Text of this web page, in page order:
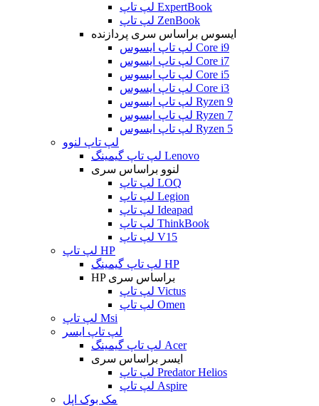
لپ تاپ ExpertBook
لپ تاپ ZenBook
ایسوس براساس سری پردازنده
لپ تاپ ایسوس Core i9
لپ تاپ ایسوس Core i7
لپ تاپ ایسوس Core i5
لپ تاپ ایسوس Core i3
لپ تاپ ایسوس Ryzen 9
لپ تاپ ایسوس Ryzen 7
لپ تاپ ایسوس Ryzen 5
لپ تاپ لنوو
لپ تاپ گیمینگ Lenovo
لنوو براساس سری
لپ تاپ LOQ
لپ تاپ Legion
لپ تاپ Ideapad
لپ تاپ ThinkBook
لپ تاپ V15
لپ تاپ HP
لپ تاپ گیمینگ HP
HP براساس سری
لپ تاپ Victus
لپ تاپ Omen
لپ تاپ Msi
لپ تاپ ایسر
لپ تاپ گیمینگ Acer
ایسر براساس سری
لپ تاپ Predator Helios
لپ تاپ Aspire
مک بوک اپل